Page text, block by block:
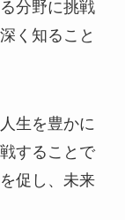
分野に挑戦
く知ること
生を豊かに
することで
促し、未来